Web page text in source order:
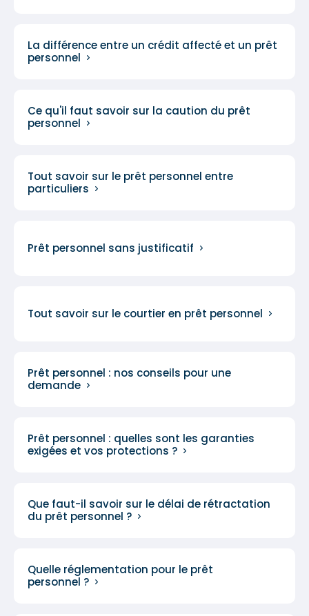
La différence entre un crédit affecté et un prêt
personnel
Ce qu'il faut savoir sur la caution du prêt
personnel
Tout savoir sur le prêt personnel entre
particuliers
Prêt personnel sans justificatif
Tout savoir sur le courtier en prêt personnel
Prêt personnel : nos conseils pour une
demande
Prêt personnel : quelles sont les garanties
exigées et vos protections ?
Que faut-il savoir sur le délai de rétractation
du prêt personnel ?
Quelle réglementation pour le prêt
personnel ?